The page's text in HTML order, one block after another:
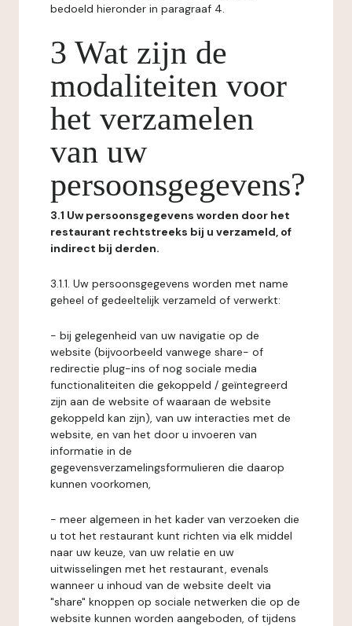
bedoeld hieronder in paragraaf 4.
3 Wat zijn de
modaliteiten voor
het verzamelen
van uw
persoonsgegevens?
3.1 Uw persoonsgegevens worden door het
restaurant rechtstreeks bij u verzameld, of
indirect bij derden.
3.1.1. Uw persoonsgegevens worden met name
geheel of gedeeltelijk verzameld of verwerkt:
- bij gelegenheid van uw navigatie op de
website (bijvoorbeeld vanwege share- of
redirectie plug-ins of nog sociale media
functionaliteiten die gekoppeld / geïntegreerd
zijn aan de website of waaraan de website
gekoppeld kan zijn), van uw interacties met de
website, en van het door u invoeren van
informatie in de
gegevensverzamelingsformulieren die daarop
kunnen voorkomen,
- meer algemeen in het kader van verzoeken die
u tot het restaurant kunt richten via elk middel
naar uw keuze, van uw relatie en uw
uitwisselingen met het restaurant, evenals
wanneer u inhoud van de website deelt via
"share" knoppen op sociale netwerken die op de
website kunnen worden aangeboden, of tijdens